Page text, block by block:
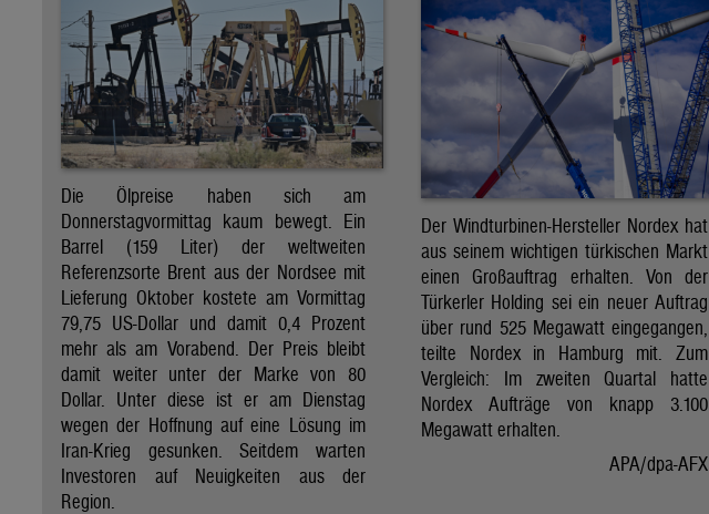
Die Ölpreise haben sich am
Donnerstagvormittag kaum bewegt. Ein
Barrel (159 Liter) der weltweiten
Referenzsorte Brent aus der Nordsee mit
Lieferung Oktober kostete am Vormittag
79,75 US-Dollar und damit 0,4 Prozent
mehr als am Vorabend. Der Preis bleibt
damit weiter unter der Marke von 80
Dollar. Unter diese ist er am Dienstag
wegen der Hoffnung auf eine Lösung im
Iran-Krieg gesunken. Seitdem warten
Investoren auf Neuigkeiten aus der
Region.
Der Windturbinen-Hersteller Nordex hat
aus seinem wichtigen türkischen Markt
einen Großauftrag erhalten. Von der
Türkerler Holding sei ein neuer Auftrag
über rund 525 Megawatt eingegangen,
teilte Nordex in Hamburg mit. Zum
Vergleich: Im zweiten Quartal hatte
Nordex Aufträge von knapp 3.100
Megawatt erhalten.
APA/dpa-AFX